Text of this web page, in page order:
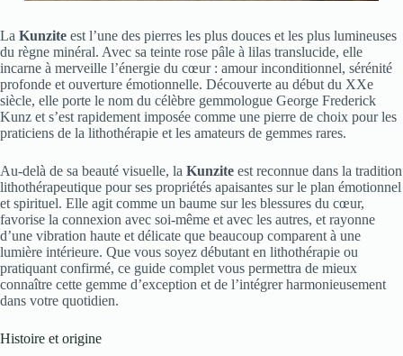
La Kunzite est l’une des pierres les plus douces et les plus lumineuses
du règne minéral. Avec sa teinte rose pâle à lilas translucide, elle
incarne à merveille l’énergie du cœur : amour inconditionnel, sérénité
profonde et ouverture émotionnelle. Découverte au début du XXe
siècle, elle porte le nom du célèbre gemmologue George Frederick
Kunz et s’est rapidement imposée comme une pierre de choix pour les
praticiens de la lithothérapie et les amateurs de gemmes rares.
Au-delà de sa beauté visuelle, la Kunzite est reconnue dans la tradition
lithothérapeutique pour ses propriétés apaisantes sur le plan émotionnel
et spirituel. Elle agit comme un baume sur les blessures du cœur,
favorise la connexion avec soi-même et avec les autres, et rayonne
d’une vibration haute et délicate que beaucoup comparent à une
lumière intérieure. Que vous soyez débutant en lithothérapie ou
pratiquant confirmé, ce guide complet vous permettra de mieux
connaître cette gemme d’exception et de l’intégrer harmonieusement
dans votre quotidien.
Histoire et origine